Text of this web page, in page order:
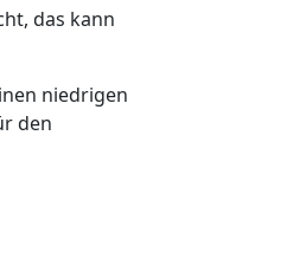
das kann
niedrigen
den